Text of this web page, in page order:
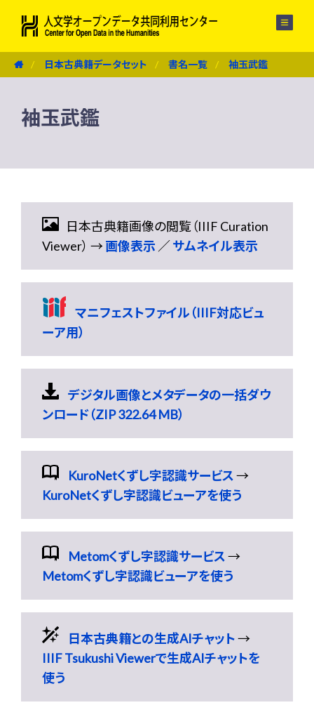
日本古典籍データセット 書名一覧 袖玉武鑑
袖玉武鑑
日本古典籍画像の閲覧（IIIF Curation
Viewer） →画像表示 ／サムネイル表示
マニフェストファイル（IIIF対応ビュ
ーア用）
デジタル画像とメタデータの一括ダウ
ンロード（ZIP 322.64 MB）
KuroNetくずし字認識サービス→
KuroNetくずし字認識ビューアを使う
Metomくずし字認識サービス→
Metomくずし字認識ビューアを使う
日本古典籍との生成AIチャット→
IIIF Tsukushi Viewerで生成AIチャットを
使う